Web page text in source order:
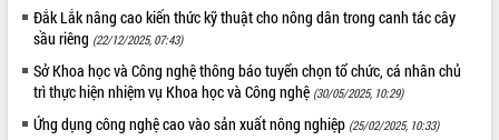
Lắk
Khơi thông điểm nghẽn, đẩy nhanh
giải ngân vốn khắc phục thiên tai
HĐND tỉnh thông qua điều chỉnh Quy
hoạch tỉnh thời kỳ 2021-2030
Đắk Lắk nâng cao kiến thức kỹ thuật cho nông dân trong canh tác cây
sầu riêng (22/12/2025, 07:43)
Sở Khoa học và Công nghệ thông báo tuyển chọn tổ chức, cá nhân chủ
trì thực hiện nhiệm vụ Khoa học và Công nghệ (30/05/2025, 10:29)
Ứng dụng công nghệ cao vào sản xuất nông nghiệp (25/02/2025, 10:33)